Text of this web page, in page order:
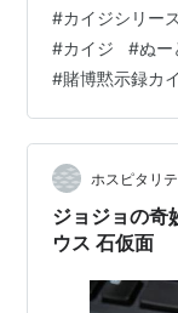
#カイジシリー
#カイジ #ぬー
#賭博黙示録カ
ホスピタリ
ジョジョの奇
ウス 石仮面